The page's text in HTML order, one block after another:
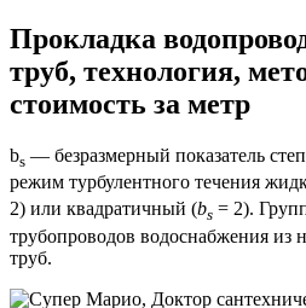
Прокладка
труб, технология,
стоимость за метр
bs — безразмерный показатель
режим турбулентного течения
2) или квадратичный (bs = 2).
трубопроводов водоснабжения из
труб.